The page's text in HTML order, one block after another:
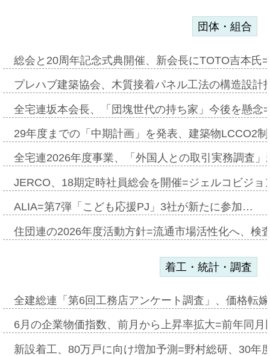
団体・組合
総会と20周年記念式典開催、新会長にTOTO吉本氏
プレハブ建築協会、木質接着パネル工法の構造設
全宅連坂本会長、「団塊世代の持ち家」今後を懸
29年度までの「中期計画」を発表、建築物LCCO2
全宅連2026年度事業、「外国人との取引実務調査
JERCO、18期定時社員総会を開催=ジェルコビジ
ALIA=第7弾「こども応援PJ」3社が新たに参加…
住団連の2026年度活動方針=流通市場活性化へ、検
着工・統計・調査
全建総連「第6回工務店アンケート調査」、価格転
6月の企業物価指数、前月から上昇率拡大=前年同
新設着工、80万戸に向け増加予測=野村総研、30年